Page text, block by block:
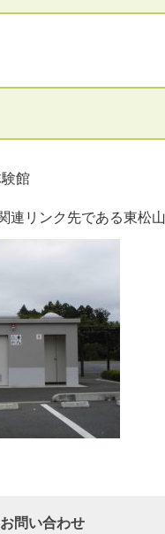
館
連リンク先である東松
問い合わせ